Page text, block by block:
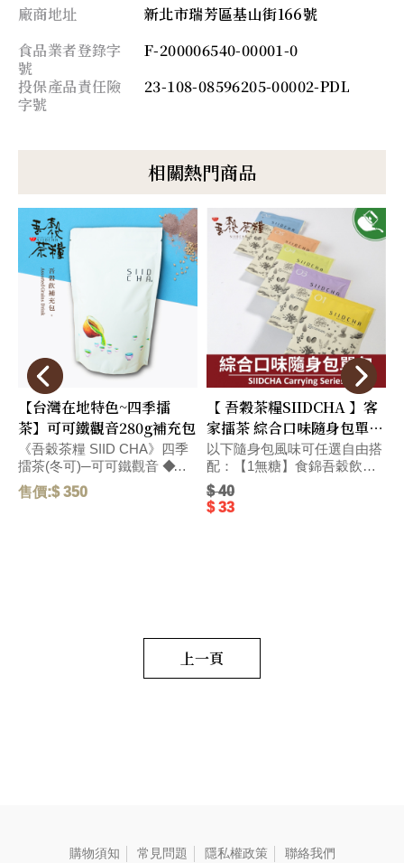
廠商地址
新北市瑞芳區基山街166號
食品業者登錄字
號
F-200006540-00001-0
投保產品責任險
字號
23-108-08596205-00002-PDL
相關熱門商品
【台灣在地特色~四季擂
茶】可可鐵觀音280g補充包
《吾穀茶糧 SIID CHA》四季
擂茶(冬可)─可可鐵觀音 ◆精
選台灣在地烏龍茶獨特碳焙熟
果香氣、和醇厚飽滿的可可滋
售價:$ 350
【 吾穀茶糧SIIDCHA 】客
家擂茶 綜合口味隨身包單包
Hakka Ground Tea
以下隨身包風味可任選自由搭
配：【1無糖】食錦吾穀飲無
糖-28g、【4無糖】客家擂茶
無糖-28g、【5號】杏仁燕麥
擂茶-28g、【6號】杏仁燕
野薑茉莉窨香烏龍茶-2.5g、
【茶葉】萬壽菊窨香烏龍
$ 40
$ 33
上一頁
購物須知 常見問題 隱私權政策 聯絡我們